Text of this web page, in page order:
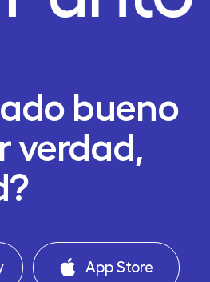
bueno
verdad,
App Store